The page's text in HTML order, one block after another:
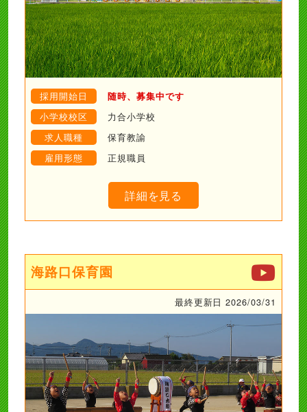
採用開始日 随時、募集中です
小学校校区
力合小学校
求人職種
保育教諭
雇用形態
正規職員
詳細を見る
海路口保育園
最終更新日 2026/03/31